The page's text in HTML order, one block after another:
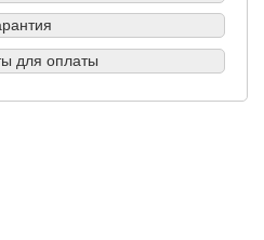
для оплаты